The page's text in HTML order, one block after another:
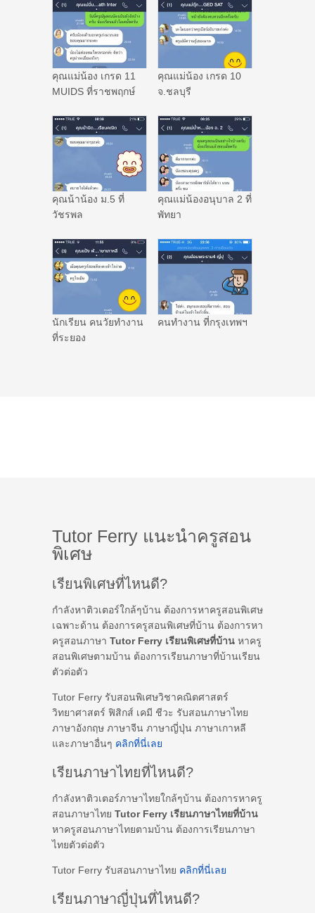
คุณแม่น้อง เกรด 11
MUIDS ที่ราชพฤกษ์
คุณแม่น้อง เกรด 10
จ.ชลบุรี
คุณน้าน้อง ม.5 ที่
วัชรพล
คุณแม่น้องอนุบาล 2 ที่
พัทยา
นักเรียน คนวัยทำงาน
ที่ระยอง
คนทำงาน ที่กรุงเทพฯ
Tutor Ferry แนะนำครูสอน
พิเศษ
เรียนพิเศษที่ไหนดี?
กำลังหาติวเตอร์ใกล้ๆบ้าน ต้องการหาครูสอนพิเศษ
เฉพาะด้าน ต้องการครูสอนพิเศษที่บ้าน ต้องการหา
ครูสอนภาษา Tutor Ferry เรียนพิเศษที่บ้าน หาครู
สอนพิเศษตามบ้าน ต้องการเรียนภาษาที่บ้านเรียน
ตัวต่อตัว
Tutor Ferry รับสอนพิเศษวิชาคณิตศาสตร์
วิทยาศาสตร์ ฟิสิกส์ เคมี ชีวะ รับสอนภาษาไทย
ภาษาอังกฤษ ภาษาจีน ภาษาญี่ปุ่น ภาษาเกาหลี
และภาษาอื่นๆ คลิกที่นี่เลย
เรียนภาษาไทยที่ไหนดี?
กำลังหาติวเตอร์ภาษาไทยใกล้ๆบ้าน ต้องการหาครู
สอนภาษาไทย Tutor Ferry เรียนภาษาไทยที่บ้าน
หาครูสอนภาษาไทยตามบ้าน ต้องการเรียนภาษา
ไทยตัวต่อตัว
Tutor Ferry รับสอนภาษาไทย คลิกที่นี่เลย
เรียนภาษาญี่ปุ่นที่ไหนดี?